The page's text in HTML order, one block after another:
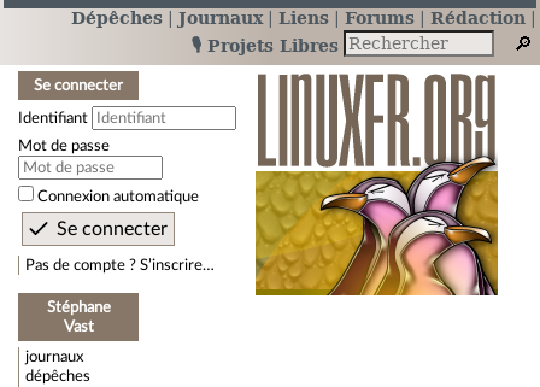
Dépêches Journaux Liens Forums
Rédaction
🎙️ Projets Libres
Se connecter
Identifiant
Mot de passe
Connexion automatique
Pas de compte ? S’inscrire…
Stéphane
Vast
journaux
dépêches